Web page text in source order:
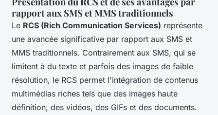
rapport aux SMS et MMS traditionnels
Le RCS (Rich Communication Services) représente
une avancée significative par rapport aux SMS et
MMS traditionnels. Contrairement aux SMS, qui se
limitent à du texte et parfois des images de faible
résolution, le RCS permet l'intégration de contenus
multimédias riches tels que des images haute
définition, des vidéos, des GIFs et des documents.